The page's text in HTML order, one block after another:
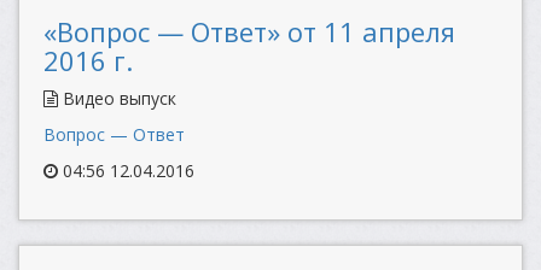
«Вопрос — Ответ» от 11 апреля
2016 г.
Видео выпуск
Вопрос — Ответ
04:56 12.04.2016